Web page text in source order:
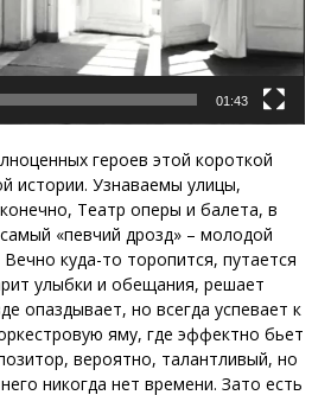
01:43
героев этой короткой
истории. Узнаваемы улицы,
Театр оперы и балета, в
«певчий дрозд» – молодой
куда-то торопится, путается
улыбки и обещания, решает
опаздывает, но всегда успевает к
яму, где эффектно бьет
вероятно, талантливый, но
никогда нет времени. Зато есть